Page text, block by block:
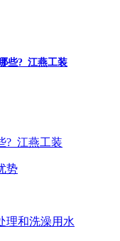
些?_江燕工装
?_江燕工装
势
理和洗澡用水